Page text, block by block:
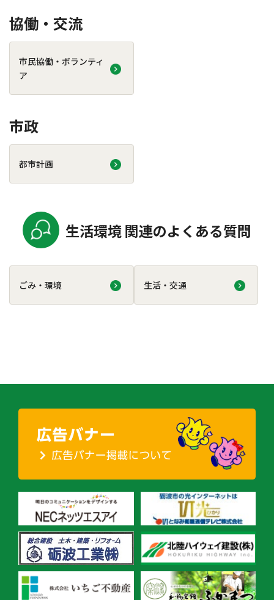
協働・交流
市民協働・ボランティ
ア
市政
都市計画
生活環境 関連のよくある質問
ごみ・環境 生活・交通